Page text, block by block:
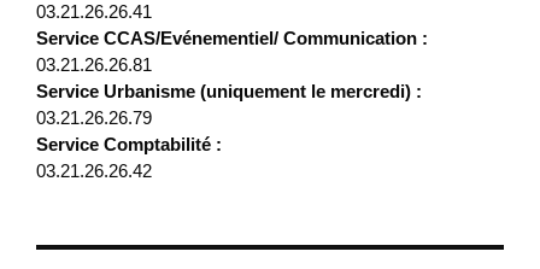
03.21.26.26.41
Service CCAS/Evénementiel/ Communication :
03.21.26.26.81
Service Urbanisme (uniquement le mercredi) :
03.21.26.26.79
Service Comptabilité :
03.21.26.26.42